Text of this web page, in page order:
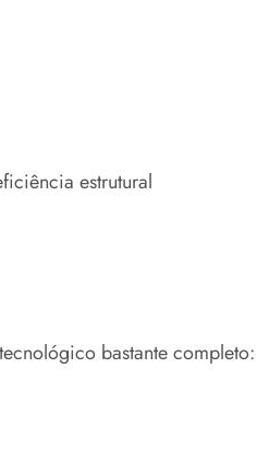
estrutural
bastante completo: